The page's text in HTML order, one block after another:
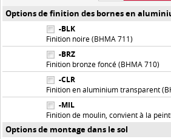
Options de finition des bornes en
-BLK
Finition noire (BHMA 711)
-BRZ
Finition bronze foncé (BHMA 710)
-CLR
Finition en aluminium transparent
-MIL
Finition de moulin, convient à la
Options de montage dans le sol